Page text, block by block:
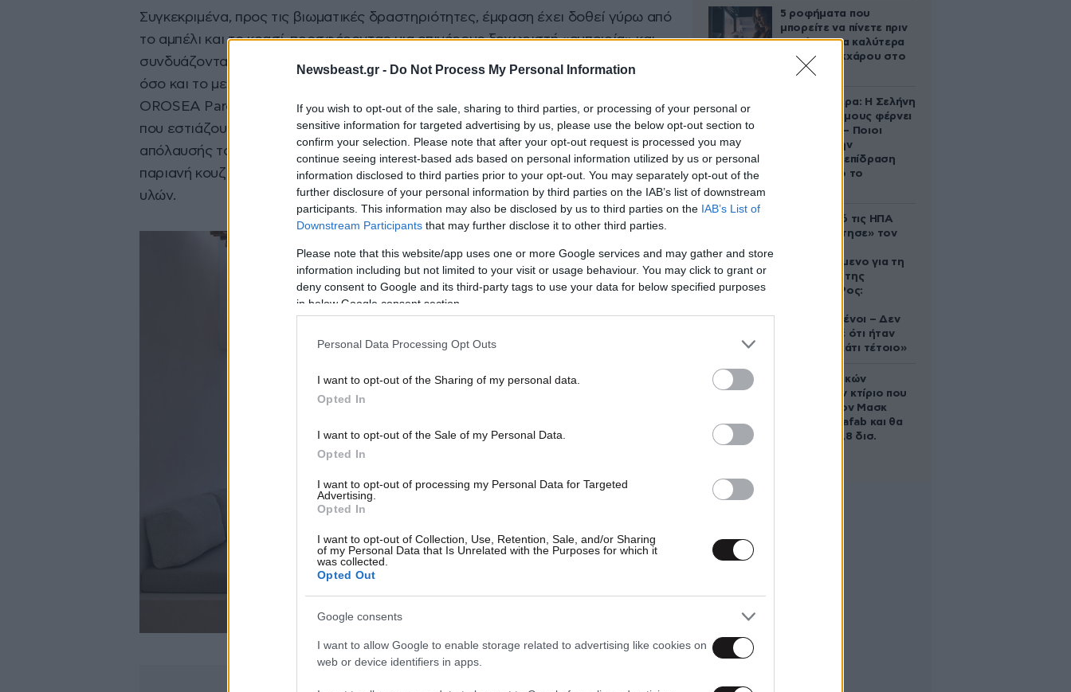
Newsbeast.gr - Do Not Process My Personal Information
If you wish to opt-out of the sale, sharing to third parties, or processing of your personal or
sensitive information for targeted advertising by us, please use the below opt-out section to
confirm your selection. Please note that after your opt-out request is processed you may
continue seeing interest-based ads based on personal information utilized by us or personal
information disclosed to third parties prior to your opt-out. You may separately opt-out of the
further disclosure of your personal information by third parties on the IAB’s list of downstream
participants. This information may also be disclosed by us to third parties on the IAB’s List of
Downstream Participants that may further disclose it to other third parties.
Please note that this website/app uses one or more Google services and may gather and store
information including but not limited to your visit or usage behaviour. You may click to grant or
deny consent to Google and its third-party tags to use your data for below specified purposes
in below Google consent section.
Personal Data Processing Opt Outs
I want to opt-out of the Sharing of my personal data.
Opted In
I want to opt-out of the Sale of my Personal Data.
Opted In
I want to opt-out of processing my Personal Data for Targeted
Advertising.
Opted In
I want to opt-out of Collection, Use, Retention, Sale, and/or Sharing
of my Personal Data that Is Unrelated with the Purposes for which it
was collected.
Opted Out
Google consents
I want to allow Google to enable storage related to advertising like cookies on
web or device identifiers in apps.
Συγκεκριμένα, προς τις βιωματικές δραστηριότητες, έμφαση έχει δοθεί γύρω από
το αμπέλι και το κρασί, προσφέροντας μια επιμέρους ξεχωριστή «εμπειρία» και
συνδυάζοντας τόσο την ιστορία της περιοχής – ως αγροικία αμπελιών κυρίως –
όσο και το μεράκι του ιδιοκτήτη για το κρασί σε όλες τις εκφάνσεις του. Το
OROSEA Paros διαθέτει το δικό του αμπέλι, sommelier και βιωματικές δράσεις,
που εστιάζουν σε τοπικές ποικιλίες οίνου, σε συνδυασμό με εναλλακτικές μορφές
απόλαυσής τους. Παράλληλα, ως προς τη γαστρονομία, οι επιλογές αφορούν στην
παριανή κουζίνα, με αξιοποίηση αποκλειστικά τοπικών και ελληνικών πρώτων
υλών.
5 ροφήματα που
μπορείτε να πίνετε πριν
τον ύπνο για καλύτερα
επίπεδα σακχάρου στο
αίμα
Ζώδια σήμερα: Η Σελήνη
στους Διδύμους φέρνει
ανατροπές – Ποιοι
δέχονται την
ευεργετική επίδραση
του Δία από το
Ζευγάρι από τις ΗΠΑ
που «υιοθέτησε» τον
κατηγορούμενο για τη
δολοφονία της
Ελίζαμπεθ Ρος:
συντετριμμένοι – Δεν
έδειξε ποτέ ότι ήταν
ικανός για κάτι τέτοιο»
Το φαραωνικών
διαστάσεων κτίριο που
χτίζει ο Έλον Μασκ
λέγεται Terafab και θα
κοστίσει 16,8 δισ.